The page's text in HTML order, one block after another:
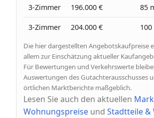
3-Zimmer 196.000 € 85
3-Zimmer 204.000 € 100
Die hier dargestellten Angebotskaufpreise
allem zur Einschätzung aktueller
Für Bewertungen und Verkehrswerte
Auswertungen des Gutachterausschusses
örtlichen Marktberichte maßgeblich.
Lesen Sie auch den aktuellen
Wohnungspreise und Stadtteile &